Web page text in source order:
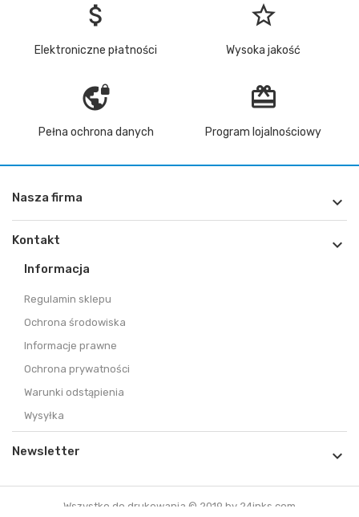
attach_money
Elektroniczne płatności
star_border
Wysoka jakość
vpn_lock
Pełna ochrona danych
redeem
Program lojalnościowy
Nasza firma 
Kontakt 
Informacja
Regulamin sklepu
Ochrona środowiska
Informacje prawne
Ochrona prywatności
Warunki odstąpienia
Wysyłka
Newsletter 
Wszystko do drukowania © 2019 by 24inks.com